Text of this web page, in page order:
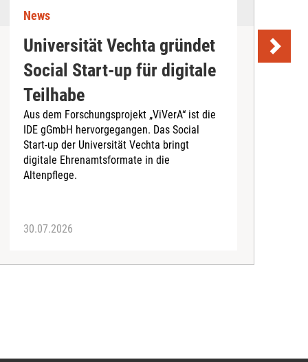
News
Universität Vechta gründet
Social Start-up für digitale
Teilhabe
Aus dem Forschungsprojekt „ViVerA“ ist die
IDE gGmbH hervorgegangen. Das Social
Start-up der Universität Vechta bringt
digitale Ehrenamtsformate in die
Altenpflege.
30.07.2026